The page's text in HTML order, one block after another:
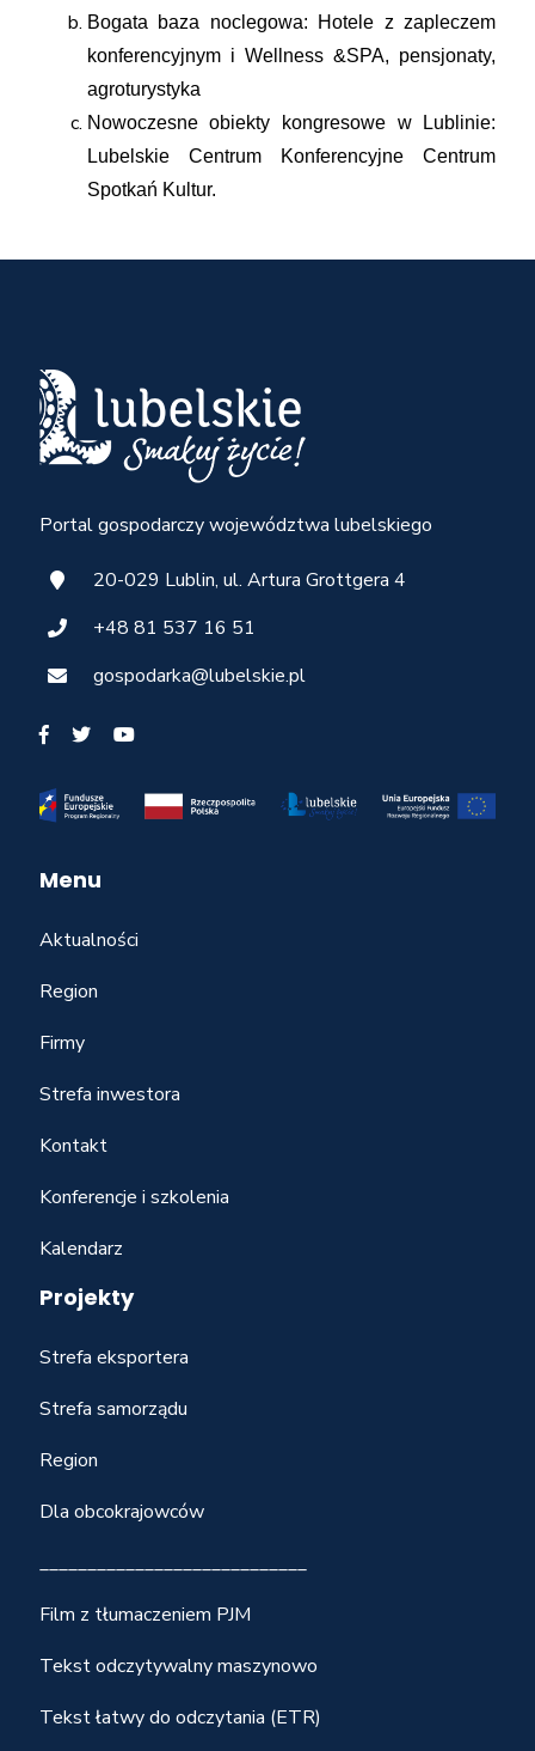
Bogata baza noclegowa: Hotele z zapleczem
konferencyjnym i Wellness &SPA, pensjonaty,
agroturystyka
Nowoczesne obiekty kongresowe w Lublinie:
Lubelskie Centrum Konferencyjne Centrum
Spotkań Kultur.
Portal gospodarczy województwa lubelskiego
20-029 Lublin, ul. Artura Grottgera 4
+48 81 537 16 51
gospodarka@lubelskie.pl
Menu
Aktualności
Region
Firmy
Strefa inwestora
Kontakt
Konferencje i szkolenia
Kalendarz
Projekty
Strefa eksportera
Strefa samorządu
Region
Dla obcokrajowców
____________________________
Film z tłumaczeniem PJM
Tekst odczytywalny maszynowo
Tekst łatwy do odczytania (ETR)